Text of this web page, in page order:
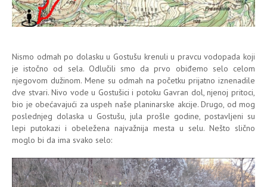
Nismo odmah po dolasku u Gostušu krenuli u pravcu vodopada koji
je istočno od sela. Odlučili smo da prvo obiđemo selo celom
njegovom dužinom. Mene su odmah na početku prijatno iznenadile
dve stvari. Nivo vode u Gostušici i potoku Gavran dol, njenoj pritoci,
bio je obećavajući za uspeh naše planinarske akcije. Drugo, od mog
poslednjeg dolaska u Gostušu, jula prošle godine, postavljeni su
lepi putokazi i obeležena najvažnija mesta u selu. Nešto slično
moglo bi da ima svako selo: